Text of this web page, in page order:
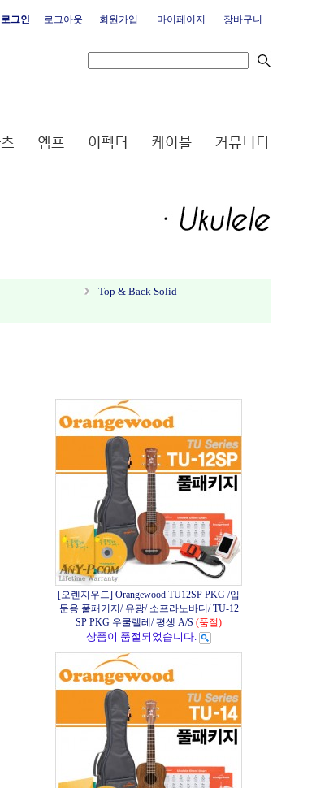
로그인 로그아웃 회원가입 마이페이지 장바구니
Top & Back Solid
[오렌지우드] Orangewood TU12SP PKG /입
문용 풀패키지/ 유광/ 소프라노바디/ TU-12
SP PKG 우쿨렐레/ 평생 A/S (품절)
상품이 품절되었습니다.